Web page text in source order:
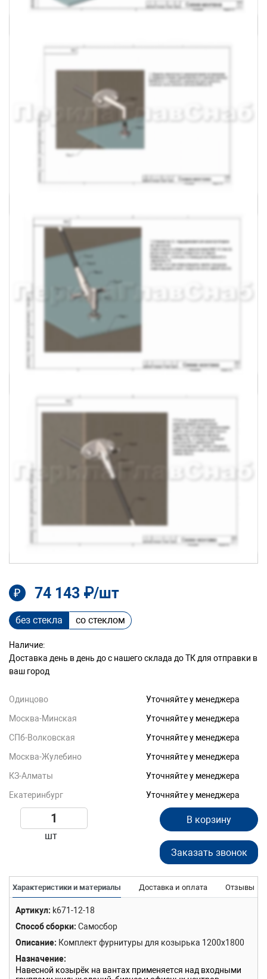
₽ 74 143 ₽/шт
без стекла со стеклом
Наличие:
Доставка день в день до с нашего склада до ТК для отправки в
ваш город
Одинцово
Уточняйте у менеджера
Москва-Минская
Уточняйте у менеджера
СПб-Волковская
Уточняйте у менеджера
Москва-Жулебино
Уточняйте у менеджера
КЗ-Алматы
Уточняйте у менеджера
Екатеринбург
Уточняйте у менеджера
шт
В корзину
Заказать звонок
Характеристики и материалы Доставка и оплата Отзывы
Артикул k671-12-18
Способ сборки Самосбор
Описание Комплект фурнитуры для козырька 1200х1800
Назначение
Навесной козырёк на вантах применяется над входными